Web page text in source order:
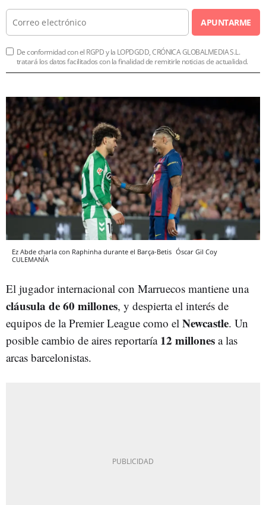
APUNTARME
De conformidad con el RGPD y la LOPDGDD, CRÓNICA GLOBALMEDIA S.L.
tratará los datos facilitados con la finalidad de remitirle noticias de actualidad.
Ez Abde charla con Raphinha durante el Barça-Betis Óscar Gil Coy
CULEMANÍA
El jugador internacional con Marruecos mantiene una
cláusula de 60 millones, y despierta el interés de
equipos de la Premier League como el Newcastle. Un
posible cambio de aires reportaría12 millones a las
arcas barcelonistas.